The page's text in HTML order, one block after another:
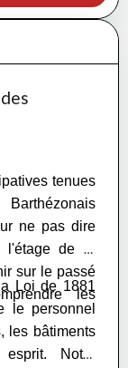
tenues
ne pas dire
l'étage de la
sur le passé
les
Loi de 1881
le personnel
les bâtiments
esprit. Notre